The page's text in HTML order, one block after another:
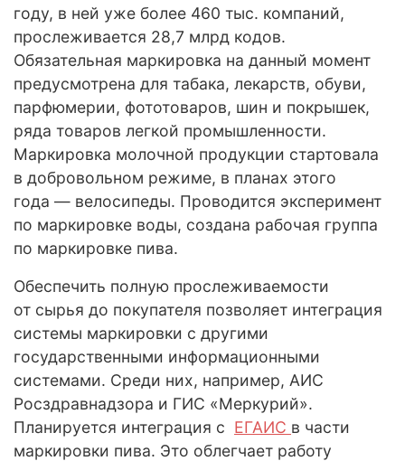
году, в ней уже более 460 тыс. компаний,
прослеживается 28,7 млрд кодов.
Обязательная маркировка на данный момент
предусмотрена для табака, лекарств, обуви,
парфюмерии, фототоваров, шин и покрышек,
ряда товаров легкой промышленности.
Маркировка молочной продукции стартовала
в добровольном режиме, в планах этого
года — велосипеды. Проводится эксперимент
по маркировке воды, создана рабочая группа
по маркировке пива.
Обеспечить полную прослеживаемости
от сырья до покупателя позволяет интеграция
системы маркировки с другими
государственными информационными
системами. Среди них, например, АИС
Росздравнадзора и ГИС «Меркурий».
Планируется интеграция с ЕГАИС в части
маркировки пива. Это облегчает работу